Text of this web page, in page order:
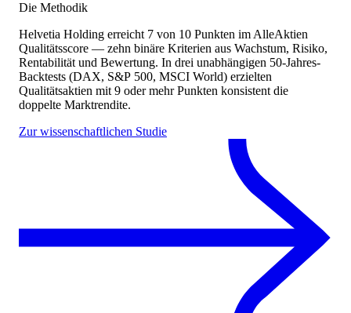
Die Methodik
Helvetia Holding erreicht 7 von 10 Punkten im AlleAktien
Qualitätsscore — zehn binäre Kriterien aus Wachstum, Risiko,
Rentabilität und Bewertung. In drei unabhängigen 50-Jahres-
Backtests (DAX, S&P 500, MSCI World) erzielten
Qualitätsaktien mit 9 oder mehr Punkten konsistent die
doppelte Marktrendite.
Zur wissenschaftlichen Studie